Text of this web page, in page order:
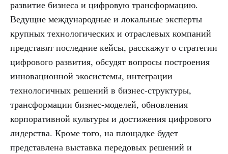
развитие бизнеса и цифровую трансформацию.
Ведущие международные и локальные эксперты
крупных технологических и отраслевых компаний
представят последние кейсы, расскажут о стратегии
цифрового развития, обсудят вопросы построения
инновационной экосистемы, интеграции
технологичных решений в бизнес-структуры,
трансформации бизнес-моделей, обновления
корпоративной культуры и достижения цифрового
лидерства. Кроме того, на площадке будет
представлена выставка передовых решений и